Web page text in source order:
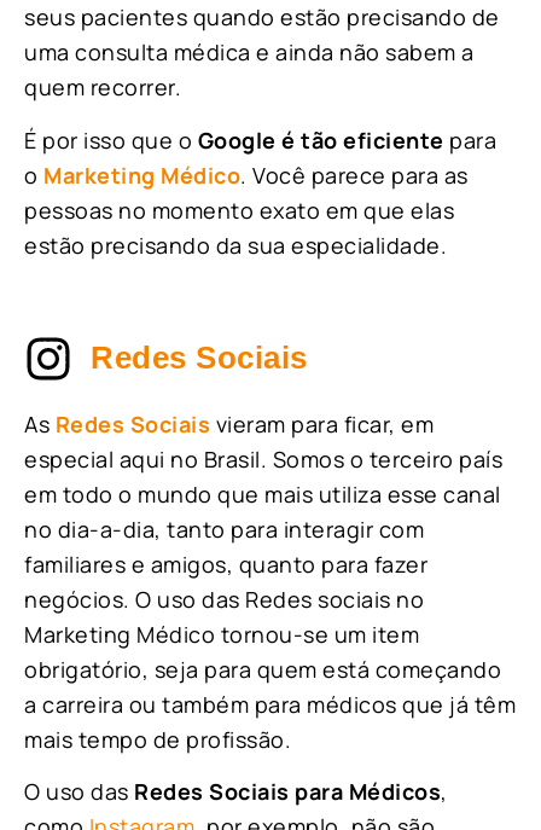
seus pacientes quando estão precisando de
uma consulta médica e ainda não sabem a
quem recorrer.
É por isso que o Google é tão eficiente para
o Marketing Médico. Você parece para as
pessoas no momento exato em que elas
estão precisando da sua especialidade.
Redes Sociais
As Redes Sociais vieram para ficar, em
especial aqui no Brasil. Somos o terceiro país
em todo o mundo que mais utiliza esse canal
no dia-a-dia, tanto para interagir com
familiares e amigos, quanto para fazer
negócios. O uso das Redes sociais no
Marketing Médico tornou-se um item
obrigatório, seja para quem está começando
a carreira ou também para médicos que já têm
mais tempo de profissão.
O uso das Redes Sociais para Médicos,